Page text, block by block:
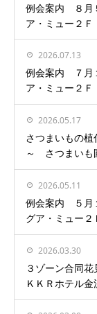
例会案内 ８月
ア・ミュー２Ｆ
2026.07.13
例会案内 ７月
ア・ミュー２Ｆ
2026.05.17
さつまいもの
～ さつまいも
2026.05.11
例会案内 ５月
グア・ミュー２
2026.03.30
３ゾーン合同
ＫＫＲホテル金